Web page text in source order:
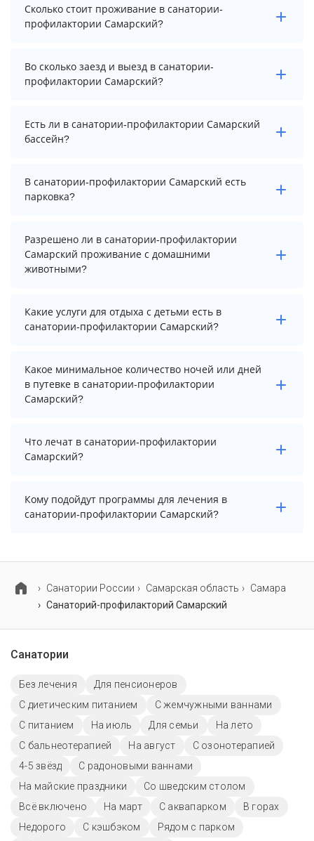
Сколько стоит проживание в санатории-
профилактории Самарский?
Стоимость проживания в санатории-профилактории
Самарский начинается от 14200 рублей. Чтобы
Во сколько заезд и выезд в санатории-
профилактории Самарский?
Заезд возможен после 8:00, а выезд необходимо
осуществить до 16:00.
Есть ли в санатории-профилактории Самарский
бассейн?
Да. Всего на территории санаторий-профилактория
Самарский бассейнов: 4. А именно: открытый
Вы можете уточнить по телефону у менеджера.
В санатории-профилактории Самарский есть
парковка?
В санатории-профилактории Самарский есть
парковка, уточните информацию перед
бронированием у менеджера, возможно, услуга
Разрешено ли в санатории-профилактории
Самарский проживание с домашними
животными?
Проживание с домашними животными запрещено.
Какие услуги для отдыха с детьми есть в
санатории-профилактории Самарский?
Для детей в санатории-профилактории Самарский
работает анимационный персонал, детская
площадка, игровая комната и детский клуб.
Какое минимальное количество ночей или дней
в путевке в санатории-профилактории
Самарский?
Минимальный срок путевки зависит от выбранного
тарифа. Для тарифа с лечением рекомендуем
Что лечат в санатории-профилактории
Самарский?
Основные профили лечения в санатории-
профилактории: опорно-двигательный аппарат,
Кому подойдут программы для лечения в
санатории-профилактории Самарский?
лечения взрослых и детей.
Cанатории России Самарская область
Самара
Санаторий-профилакторий Самарский
Санатории
Без лечения
Для пенсионеров
С диетическим питанием
С жемчужными ваннами
С питанием
На июль Для семьи
На лето
С бальнеотерапией
На август
С озонотерапией
4-5 звёзд
С радоновыми ваннами
На майские праздники
Со шведским столом
Всё включено
На март С аквапарком
В горах
Недорого
С кэшбэком
Рядом с парком